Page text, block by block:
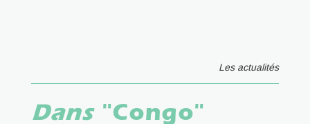
Les actualités
Dans"Congo"